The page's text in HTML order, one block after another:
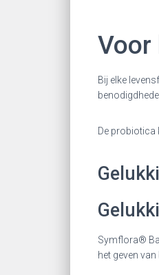
Voor
Bij elke
De probiotica
Symflora®
het geven